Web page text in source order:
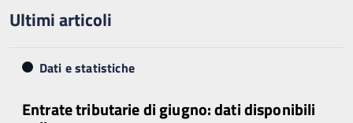
Ultimi articoli
Dati e statistiche
Entrate tributarie di giugno: dati disponibili